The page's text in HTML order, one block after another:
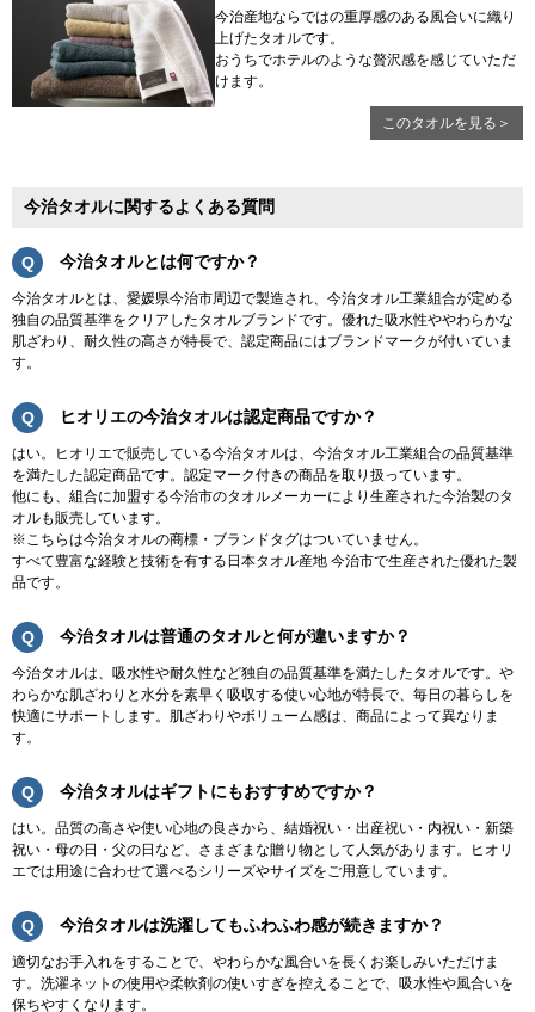
今治産地ならではの重厚感のある風合いに織り
上げたタオルです。
おうちでホテルのような贅沢感を感じていただ
けます。
このタオルを見る＞
今治タオルに関するよくある質問
今治タオルとは何ですか？
今治タオルとは、愛媛県今治市周辺で製造され、今治タオル工業組合が定める
独自の品質基準をクリアしたタオルブランドです。優れた吸水性ややわらかな
肌ざわり、耐久性の高さが特長で、認定商品にはブランドマークが付いていま
す。
ヒオリエの今治タオルは認定商品ですか？
はい。ヒオリエで販売している今治タオルは、今治タオル工業組合の品質基準
を満たした認定商品です。認定マーク付きの商品を取り扱っています。
他にも、組合に加盟する今治市のタオルメーカーにより生産された今治製のタ
オルも販売しています。
※こちらは今治タオルの商標・ブランドタグはついていません。
すべて豊富な経験と技術を有する日本タオル産地 今治市で生産された優れた製
品です。
今治タオルは普通のタオルと何が違いますか？
今治タオルは、吸水性や耐久性など独自の品質基準を満たしたタオルです。や
わらかな肌ざわりと水分を素早く吸収する使い心地が特長で、毎日の暮らしを
快適にサポートします。肌ざわりやボリューム感は、商品によって異なりま
す。
今治タオルはギフトにもおすすめですか？
はい。品質の高さや使い心地の良さから、結婚祝い・出産祝い・内祝い・新築
祝い・母の日・父の日など、さまざまな贈り物として人気があります。ヒオリ
エでは用途に合わせて選べるシリーズやサイズをご用意しています。
今治タオルは洗濯してもふわふわ感が続きますか？
適切なお手入れをすることで、やわらかな風合いを長くお楽しみいただけま
す。洗濯ネットの使用や柔軟剤の使いすぎを控えることで、吸水性や風合いを
保ちやすくなります。